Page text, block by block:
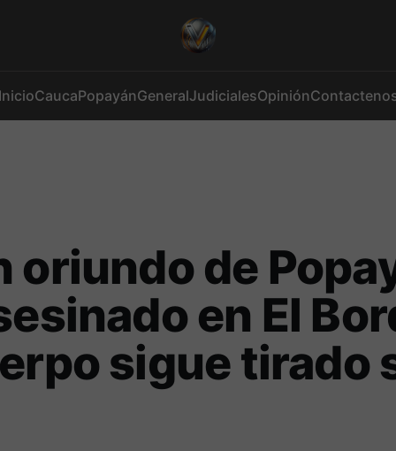
InicioCaucaPopayánGeneralJudicialesOpinión
oriundo de
en El
sigue tirado